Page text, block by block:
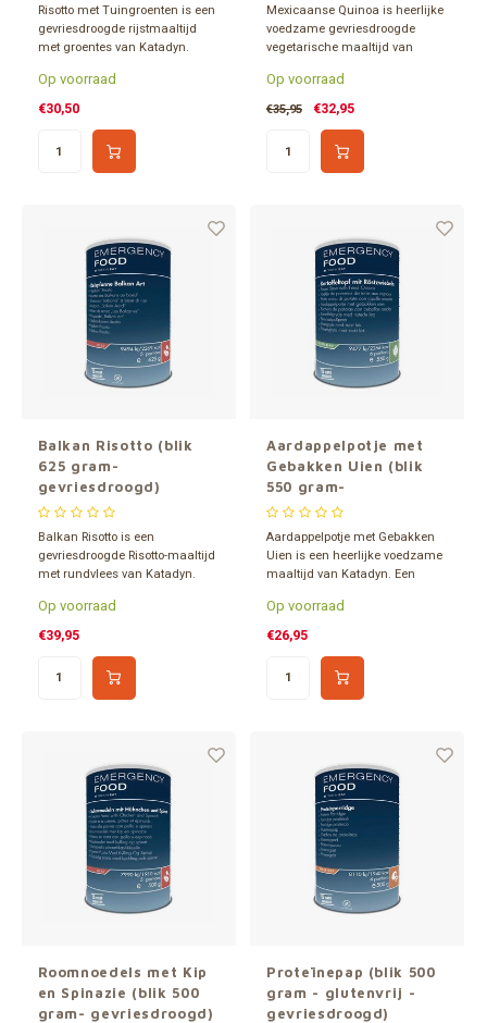
Risotto met Tuingroenten is een
gevriesdroogde rijstmaaltijd
met groentes van Katadyn.
jaar houdbaar. Inhoud goed
voor 6 porties.
Op voorraad
€30,50
Mexicaanse Quinoa is heerlijke
voedzame gevriesdroogde
vegetarische maaltijd van
blik en minimaal 13 jaar
houdbaar. Inhoud goed voor 5
porties.
Op voorraad
€35,95 €32,95
Balkan Risotto (blik
625 gram-
gevriesdroogd)
Balkan Risotto is een
gevriesdroogde Risotto-maaltijd
met rundvlees van Katadyn.
ca. 15 jaar houdbaar. Inhoud
goed voor 5 porties.
Op voorraad
€39,95
Aardappelpotje met
Gebakken Uien (blik
550 gram-
gevriesdroogd)
Aardappelpotje met Gebakken
Uien is een heerlijke voedzame
maaltijd van Katadyn. Een
maaltijd. Verpakt in een 1,2 liter
blik en ca. 15 jaar houdbaar.
Inhoud goed voor 6 porties.
Op voorraad
€26,95
Roomnoedels met Kip
en Spinazie (blik 500
gram- gevriesdroogd)
Proteïnepap (blik 500
gram - glutenvrij -
gevriesdroogd)